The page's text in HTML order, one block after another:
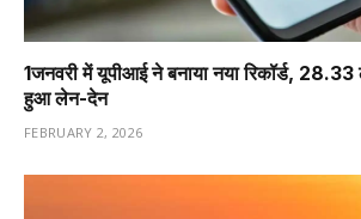
1️जनवरी में यूपीआई ने बनाया नया रिकॉर्ड,
हुआ लेन-देन
FEBRUARY 2, 2026